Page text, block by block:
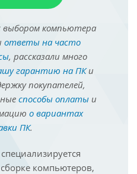
компьютера
ответы на часто
, рассказали много
гарантию на ПКи
покупателей,
способы оплатыи
о вариантах
ПК.
компьютеров,